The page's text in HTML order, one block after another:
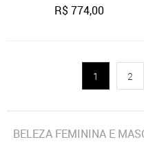
R$774,00
1 2
BELEZA FEMININA E